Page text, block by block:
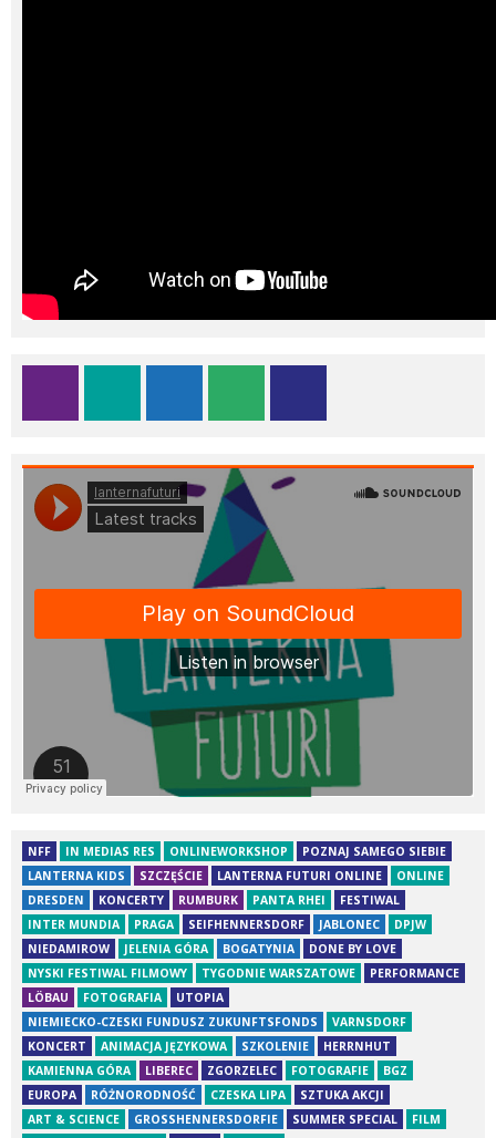
NFF IN MEDIAS RES ONLINEWORKSHOP
POZNAJ SAMEGO SIEBIE
LANTERNA KIDS
SZCZĘŚCIE LANTERNA FUTURI ONLINE
ONLINE
DRESDEN
KONCERTY RUMBURK PANTA RHEI
FESTIWAL
INTER MUNDIA
PRAGA SEIFHENNERSDORF JABLONEC
DPJW
NIEDAMIROW
JELENIA GÓRA BOGATYNIA
DONE BY LOVE
NYSKI FESTIWAL FILMOWY
TYGODNIE WARSZATOWE
PERFORMANCE
LÖBAU
FOTOGRAFIA
UTOPIA
NIEMIECKO-CZESKI FUNDUSZ ZUKUNFTSFONDS
VARNSDORF
KONCERT
ANIMACJA JĘZYKOWA SZKOLENIE
HERRNHUT
KAMIENNA GÓRA
LIBEREC ZGORZELEC FOTOGRAFIE
BGZ
EUROPA
RÓŻNORODNOŚĆ CZESKA LIPA
SZTUKA AKCJI
ART & SCIENCE
GROSSHENNERSDORFIE SUMMER SPECIAL
FILM